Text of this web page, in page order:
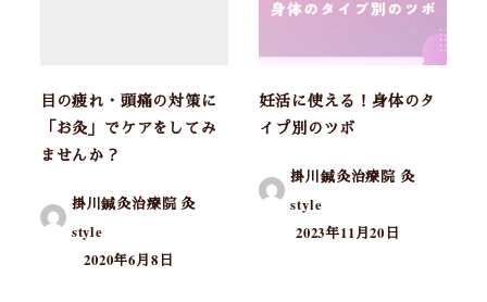
目の疲れ・頭痛の対策に
「お灸」でケアをしてみ
ませんか？
掛川鍼灸治療院 灸
style
2020年6月8日
妊活に使える！身体のタ
イプ別のツボ
掛川鍼灸治療院 灸
style
2023年11月20日